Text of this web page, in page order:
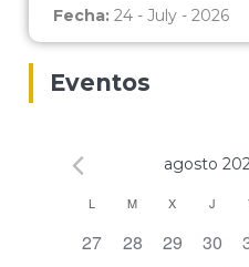
Fecha: 24 - July - 2026
Eventos
agosto
Calendario
de
L M X J
0 eventos,
27 0 eventos,
28 0 eventos,
29 0
30